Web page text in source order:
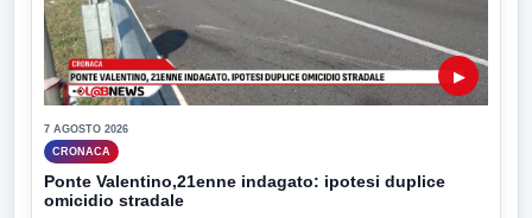
▶
7 AGOSTO 2026
CRONACA
Ponte Valentino,21enne indagato: ipotesi duplice
omicidio stradale